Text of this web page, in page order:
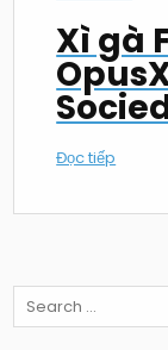
Xì gà
Đọc tiếp
Search
for: